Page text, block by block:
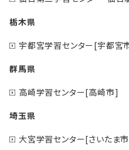
栃木県
宇都宮学習センター[宇都宮
群馬県
高崎学習センター[高崎市]
埼玉県
大宮学習センター[さいたま